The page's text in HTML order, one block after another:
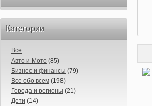
Категории
Все
Авто и Мото (85)
Бизнес и финансы (79)
Все обо всем (198)
Города и регионы (21)
Дети (14)